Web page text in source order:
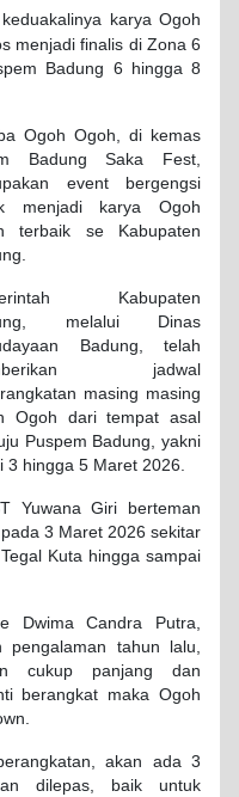
karya Ogoh
menjadi finalis di Zona 6
Badung 6 hingga 8
Ogoh Ogoh, di kemas
Badung Saka Fest,
event bergengsi
menjadi karya Ogoh
terbaik se Kabupaten
Kabupaten
melalui Dinas
Badung, telah
jadwal
masing masing
Ogoh dari tempat asal
Puspem Badung, yakni
3 hingga 5 Maret 2026.
Yuwana Giri berteman
3 Maret 2026 sekitar
Kuta hingga sampai
Dwima Candra Putra,
pengalaman tahun lalu,
cukup panjang dan
berangkat maka Ogoh
akan ada 3
dilepas, baik untuk